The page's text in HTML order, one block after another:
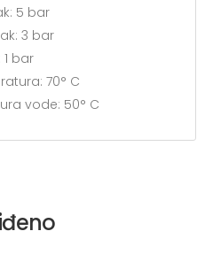
5 bar
3 bar
bar
70° C
vode: 50° C